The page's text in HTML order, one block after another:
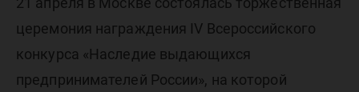
церемония награждения IV Всероссийского
конкурса «Наследие выдающихся
предпринимателей России», на которой